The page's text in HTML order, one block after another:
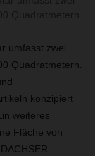
umfasst zwei
Quadratmetern.
konzipiert
weiteres
Fläche von